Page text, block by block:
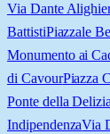
Via Dante
BattistiPiazzale
Monumento ai
di CavourPiazza
Ponte della
IndipendenzaVia